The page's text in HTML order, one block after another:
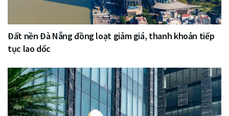
Đất nền Đà Nẵng đồng loạt giảm giá, thanh khoản tiếp
tục lao dốc